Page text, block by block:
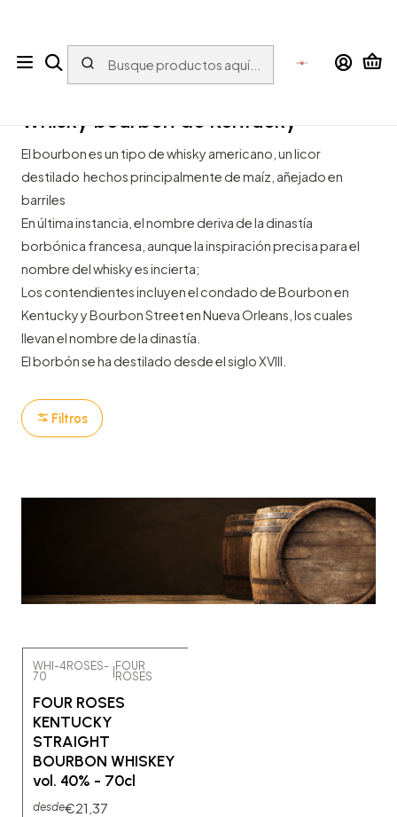
Inicio ESPIRITUOSOS Whisky
Whisky bourbon de Kentucky
Whisky bourbon de Kentucky
El bourbon es un tipo de whisky americano, un licor
destilado hechos principalmente de maíz, añejado en
barriles
En última instancia, el nombre deriva de la dinastía
borbónica francesa, aunque la inspiración precisa para el
nombre del whisky es incierta;
Los contendientes incluyen el condado de Bourbon en
Kentucky y Bourbon Street en Nueva Orleans, los cuales
llevan el nombre de la dinastía.
El borbón se ha destilado desde el siglo XVIII.
Filtros
No disponible
WHI-4ROSES-
70
|FOUR
ROSES
FOUR ROSES
KENTUCKY
STRAIGHT
BOURBON WHISKEY
vol. 40% - 70cl
desde€21,37